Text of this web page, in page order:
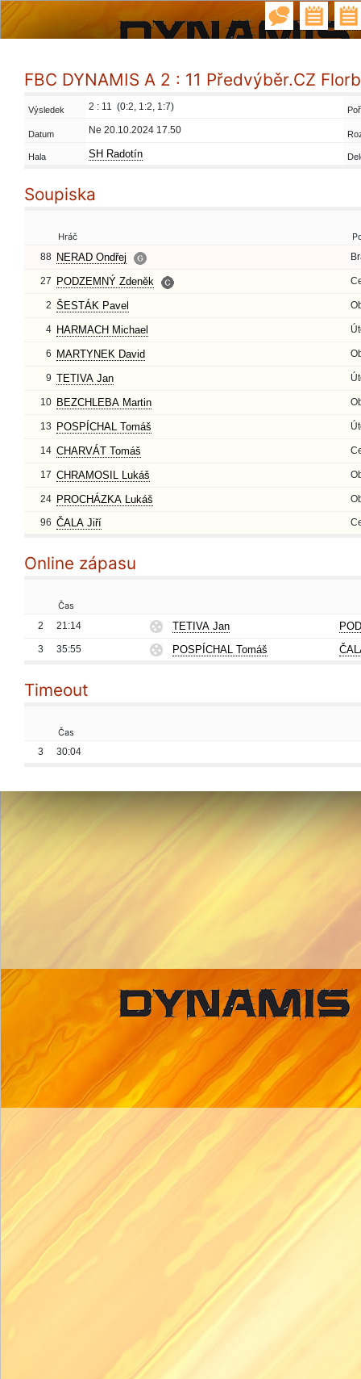
FBC DYNAMIS A 2 : 11 Předvýběr.CZ
Výsledek 2 : 11 (0:2, 1:2, 1:7)
Datum Ne 20.10.2024 17.50
Hala SH Radotín
Soupiska
Hráč
88 NERAD Ondřej
27 PODZEMNÝ Zdeněk
2 ŠESTÁK Pavel
4 HARMACH Michael
6 MARTYNEK David
9 TETIVA Jan
10 BEZCHLEBA Martin
13 POSPÍCHAL Tomáš
14 CHARVÁT Tomáš
17 CHRAMOSIL Lukáš
24 PROCHÁZKA Lukáš
96 ČALA Jiří
Online zápasu
Čas
2
21:14 TETIVA Jan
3 35:55 POSPÍCHAL Tomáš
Timeout
Čas
3
30:04